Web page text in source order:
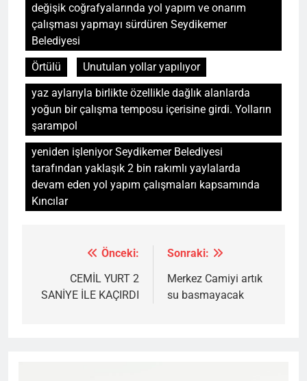
değişik coğrafyalarında yol yapım ve onarım
çalışması yapmayı sürdüren Seydikemer
Belediyesi
Örtülü
Unutulan yollar yapılıyor
yaz aylarıyla birlikte özellikle dağlık alanlarda
yoğun bir çalışma temposu içerisine girdi. Yolların
şarampol
yeniden işleniyor Seydikemer Belediyesi
tarafından yaklaşık 2 bin rakımlı yaylalarda
devam eden yol yapım çalışmaları kapsamında
Kıncılar
gezinmesi
Önceki:
CEMİL YURT 2
SANİYE İLE KAÇIRDI
Sonraki:
Merkez Camiyi artık
su basmayacak